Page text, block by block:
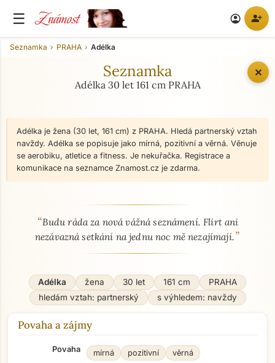
☰ Známost account_circle person_add
✕
Seznamka PRAHA Adélka
Seznamka
Adélka 30 let 161 cm PRAHA
Adélka je žena (30 let, 161 cm) z PRAHA. Hledá partnerský vztah
navždy. Adélka se popisuje jako mírná, pozitivní a věrná. Věnuje
se aerobiku, atletice a fitness. Je nekuřačka. Registrace a
komunikace na seznamce Znamost.cz je zdarma.
O mně - seznamka profil
“Budu ráda za nová vážná seznámení. Flirt ani
nezávazná setkání na jednu noc mě nezajímají.”
Adélka žena 30 let 161 cm
PRAHA
hledám vztah: partnerský
s výhledem: navždy
Povaha a zájmy
Povaha mírná pozitivní věrná